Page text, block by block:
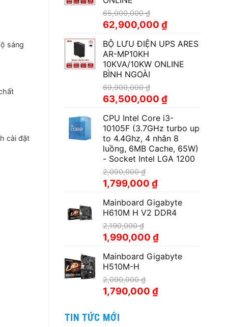
65,000,000₫
Giá
gốc
là:
65,000,000 ₫.
62,900,000 ₫Giá
tại
62,900,000 ₫.
BỘ LƯU ĐIỆN UPS ARES
AR-MP10KH
10KVA/10KW ONLINE
BÌNH NGOÀI
69,900,000₫
Giá
gốc
là:
69,900,000 ₫.
63,500,000 ₫Giá
tại
là:
63,500,000 ₫.
CPU Intel Core i3-
10105F (3.7GHz turbo up
to 4.4Ghz, 4 nhân 8
luồng, 6MB Cache, 65W)
- Socket Intel LGA 1200
2,090,000₫
Giá
gốc
là:
2,090,000 ₫.
1,799,000 ₫Giá
tại
là:
Mainboard Gigabyte
H610M H V2 DDR4
2,190,000₫
Giá
gốc
là:
2,190,000 ₫.
1,990,000 ₫Giá
tại
Mainboard Gigabyte
H510M-H
2,090,000₫
Giá
gốc
2,090,000 ₫.
1,790,000 ₫Giá
TIN TỨC MỚI
sáng
cài đặt